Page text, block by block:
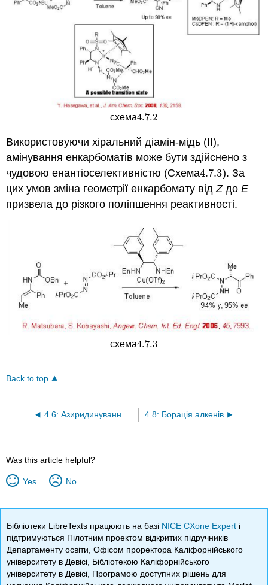
схема4.7.2
4.7.2
Використовуючи хіральний діамін-мідь (II),
амінування енкарбоматів може бути здійснено з
чудовою енантіоселективністю (Схема4.7.3
4.7.3). За
цих умов зміна геометрії енкарбомату відZдоE
призвела до різкого поліпшення реактивності.
схема4.7.3
4.7.3
Back to top
4.6: Азиридинування алкенів 4.8: Борація алкенів
Was this article helpful?
Yes No
Бібліотеки LibreTexts працюють на базі NICE CXone Expert і
підтримуються Пілотним проектом відкритих підручників
Департаменту освіти, Офісом проректора Каліфорнійського
університету в Девісі, Бібліотекою Каліфорнійського
університету в Девісі, Програмою доступних рішень для